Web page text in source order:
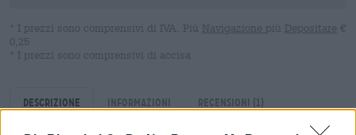
* I prezzi sono comprensivi di IVA. Più Navigazione più Depositare €
0,25
* I prezzi sono comprensivi di accisa
Descrizione Informazioni Recensioni (1)